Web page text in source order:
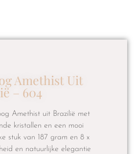
Amethist Uit
– 604
Amethist uit Brazilië met
kristallen en een mooi
stuk van 187 gram en 8 x
en natuurlijke elegantie